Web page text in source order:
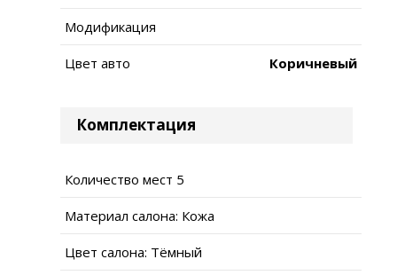
Модификация
Цвет авто Коричневый
Комплектация
Количество мест 5
Материал салона: Кожа
Цвет салона: Тёмный